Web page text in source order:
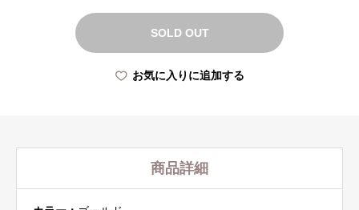
SOLD OUT
お気に入りに追加する
商品詳細